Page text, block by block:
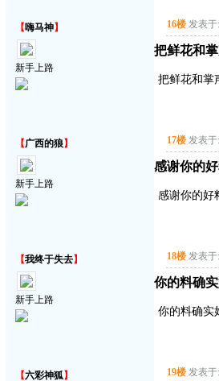
【嗨马神】
新手上路
16楼 发表于
把鲜花和
把鲜花和掌
【广西的狼】
新手上路
17楼 发表于
感谢你的
感谢你的好
【我终于失去】
新手上路
18楼 发表于
你的料确
你的料确实
【六彩神狐】 19楼 发表于